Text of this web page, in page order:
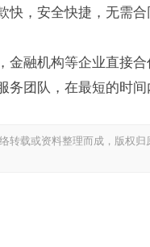
快，安全快捷，无需
金融机构等企业直接合
务团队，在最短的时间
转载或资料整理而成，版权